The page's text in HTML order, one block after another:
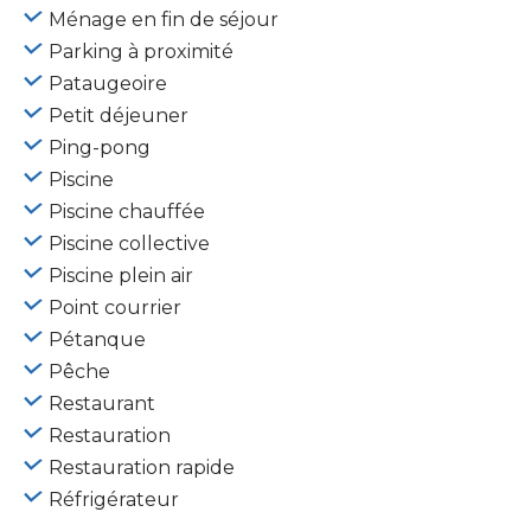
Ménage en fin de séjour
Parking à proximité
Pataugeoire
Petit déjeuner
Ping-pong
Piscine
Piscine chauffée
Piscine collective
Piscine plein air
Point courrier
Pétanque
Pêche
Restaurant
Restauration
Restauration rapide
Réfrigérateur